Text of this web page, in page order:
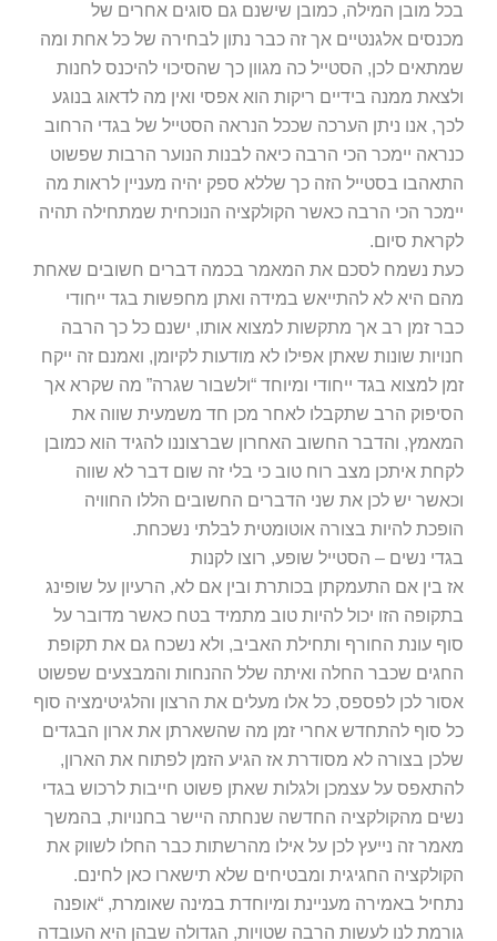
בכל מובן המילה, כמובן שישנם גם סוגים אחרים של
מכנסים אלגנטיים אך זה כבר נתון לבחירה של כל אחת ומה
שמתאים לכן, הסטייל כה מגוון כך שהסיכוי להיכנס לחנות
ולצאת ממנה בידיים ריקות הוא אפסי ואין מה לדאוג בנוגע
לכך, אנו ניתן הערכה שככל הנראה הסטייל של בגדי הרחוב
כנראה יימכר הכי הרבה כיאה לבנות הנוער הרבות שפשוט
התאהבו בסטייל הזה כך שללא ספק יהיה מעניין לראות מה
יימכר הכי הרבה כאשר הקולקציה הנוכחית שמתחילה תהיה
לקראת סיום.
כעת נשמח לסכם את המאמר בכמה דברים חשובים שאחת
מהם היא לא להתייאש במידה ואתן מחפשות בגד ייחודי
כבר זמן רב אך מתקשות למצוא אותו, ישנם כל כך הרבה
חנויות שונות שאתן אפילו לא מודעות לקיומן, ואמנם זה ייקח
זמן למצוא בגד ייחודי ומיוחד “ולשבור שגרה” מה שקרא אך
הסיפוק הרב שתקבלו לאחר מכן חד משמעית שווה את
המאמץ, והדבר החשוב האחרון שברצוננו להגיד הוא כמובן
לקחת איתכן מצב רוח טוב כי בלי זה שום דבר לא שווה
וכאשר יש לכן את שני הדברים החשובים הללו החוויה
הופכת להיות בצורה אוטומטית לבלתי נשכחת.
בגדי נשים – הסטייל שופע, רוצו לקנות
אז בין אם התעמקתן בכותרת ובין אם לא, הרעיון על שופינג
בתקופה הזו יכול להיות טוב מתמיד בטח כאשר מדובר על
סוף עונת החורף ותחילת האביב, ולא נשכח גם את תקופת
החגים שכבר החלה ואיתה שלל ההנחות והמבצעים שפשוט
אסור לכן לפספס, כל אלו מעלים את הרצון והלגיטימציה סוף
כל סוף להתחדש אחרי זמן מה שהשארתן את ארון הבגדים
שלכן בצורה לא מסודרת אז הגיע הזמן לפתוח את הארון,
להתאפס על עצמכן ולגלות שאתן פשוט חייבות לרכוש בגדי
נשים מהקולקציה החדשה שנחתה היישר בחנויות, בהמשך
מאמר זה נייעץ לכן על אילו מהרשתות כבר החלו לשווק את
הקולקציה החגיגית ומבטיחים שלא תישארו כאן לחינם.
נתחיל באמירה מעניינת ומיוחדת במינה שאומרת, “אופנה
גורמת לנו לעשות הרבה שטויות, הגדולה שבהן היא העובדה